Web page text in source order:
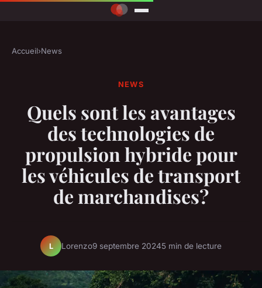
Accueil›News
NEWS
Quels sont les avantages
des technologies de
propulsion hybride pour
les véhicules de transport
de marchandises?
L Lorenzo9 septembre 20245 min de lecture